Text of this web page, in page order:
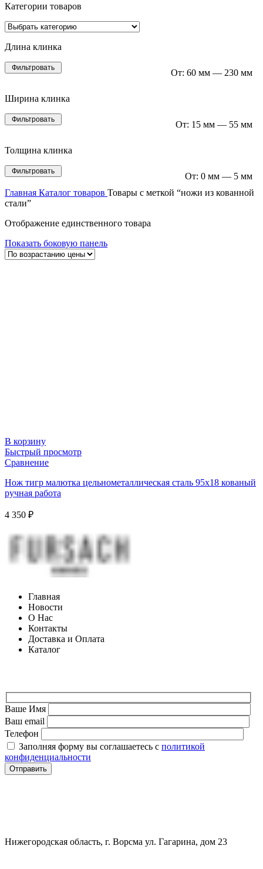
Категории товаров
Длина клинка
Фильтровать От: 60 мм — 230 мм
Ширина клинка
Фильтровать От: 15 мм — 55 мм
Толщина клинка
Фильтровать От: 0 мм — 5 мм
Главная Каталог товаров Товары с меткой “ножи из кованной
стали”
Отображение единственного товара
Показать боковую панель
В корзину
Быстрый просмотр
Сравнение
Нож тигр малютка цельнометаллическая сталь 95х18 кованый
ручная работа
4 350 ₽
Главная
Новости
О Нас
Контакты
Доставка и Оплата
Каталог
Ваше Имя
Ваш email
Телефон
Заполняя форму вы соглашаетесь с политикой
конфиденциальности
Нижегородская область, г. Ворсма ул. Гагарина, дом 23